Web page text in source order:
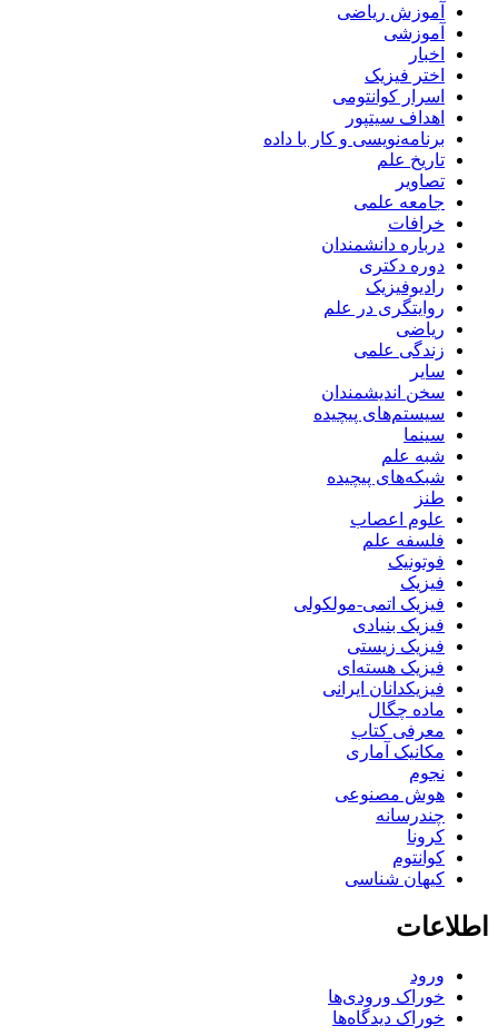
آموزش ریاضی
آموزشی
اخبار
اختر فیزیک
اسرار کوانتومی
اهداف سیتپور
برنامه‌نویسی و کار با داده
تاریخ علم
تصاویر
جامعه علمی
خرافات
درباره دانشمندان
دوره دکتری
رادیوفیزیک
روایتگری در علم
ریاضی
زندگی علمی
سایر
سخن اندیشمندان
سیستم‌های پیچیده
سینما
شبه علم
شبکه‌های پیچیده
طنز
علوم اعصاب
فلسفه علم
فوتونیک
فیزیک
فیزیک اتمی-مولکولی
فیزیک بنیادی
فیزیک زیستی
فیزیک هسته‌ای
فیزیکدانان ایرانی
ماده چگال
معرفی کتاب
مکانیک آماری
نجوم
هوش مصنوعی
چندرسانه
کرونا
کوانتوم
کیهان شناسی
اطلاعات
ورود
خوراک ورودی‌ها
خوراک دیدگاه‌ها